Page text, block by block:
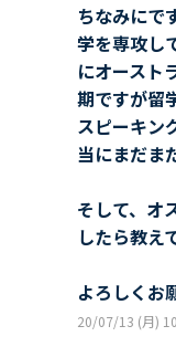
ちなみにで
学を専攻し
にオースト
期ですが留
スピーキン
当にまだま
そして、オ
したら教え
よろしくお
20/07/13 (月)